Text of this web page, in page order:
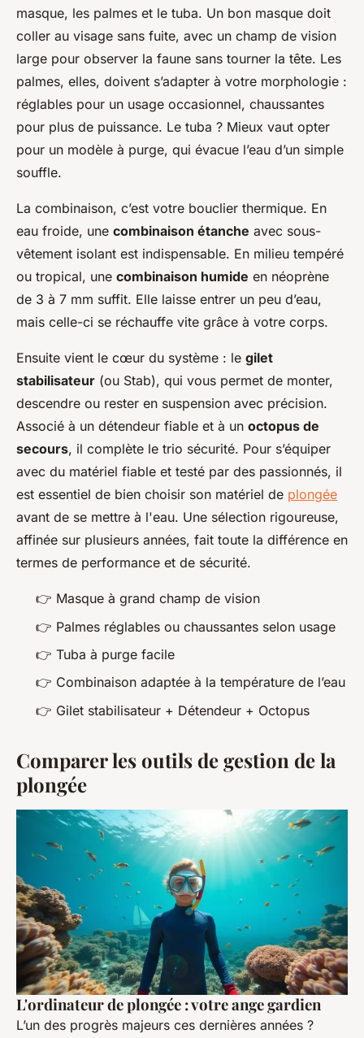
masque, les palmes et le tuba. Un bon masque doit
coller au visage sans fuite, avec un champ de vision
large pour observer la faune sans tourner la tête. Les
palmes, elles, doivent s’adapter à votre morphologie :
réglables pour un usage occasionnel, chaussantes
pour plus de puissance. Le tuba ? Mieux vaut opter
pour un modèle à purge, qui évacue l’eau d’un simple
souffle.
La combinaison, c’est votre bouclier thermique. En
eau froide, une combinaison étanche avec sous-
vêtement isolant est indispensable. En milieu tempéré
ou tropical, une combinaison humide en néoprène
de 3 à 7 mm suffit. Elle laisse entrer un peu d’eau,
mais celle-ci se réchauffe vite grâce à votre corps.
Ensuite vient le cœur du système : le gilet
stabilisateur (ou Stab), qui vous permet de monter,
descendre ou rester en suspension avec précision.
Associé à un détendeur fiable et à un octopus de
secours, il complète le trio sécurité. Pour s’équiper
avec du matériel fiable et testé par des passionnés, il
est essentiel de bien choisir son matériel de plongée
avant de se mettre à l'eau. Une sélection rigoureuse,
affinée sur plusieurs années, fait toute la différence en
termes de performance et de sécurité.
👉 Masque à grand champ de vision
👉 Palmes réglables ou chaussantes selon usage
👉 Tuba à purge facile
👉 Combinaison adaptée à la température de l’eau
👉 Gilet stabilisateur + Détendeur + Octopus
Comparer les outils de gestion de la
plongée
L'ordinateur de plongée : votre ange gardien
L’un des progrès majeurs ces dernières années ?